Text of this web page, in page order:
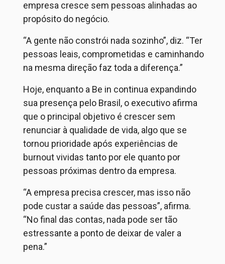
empresa cresce sem pessoas alinhadas ao
propósito do negócio.
“A gente não constrói nada sozinho”, diz. “Ter
pessoas leais, comprometidas e caminhando
na mesma direção faz toda a diferença.”
Hoje, enquanto a Be in continua expandindo
sua presença pelo Brasil, o executivo afirma
que o principal objetivo é crescer sem
renunciar à qualidade de vida, algo que se
tornou prioridade após experiências de
burnout vividas tanto por ele quanto por
pessoas próximas dentro da empresa.
“A empresa precisa crescer, mas isso não
pode custar a saúde das pessoas”, afirma.
“No final das contas, nada pode ser tão
estressante a ponto de deixar de valer a
pena.”